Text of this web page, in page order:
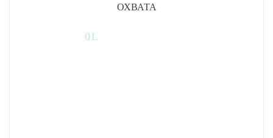
ОХВАТА
01.